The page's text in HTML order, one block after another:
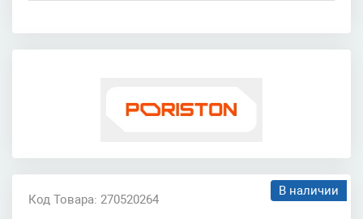
Код Товара: 270520264
В наличии